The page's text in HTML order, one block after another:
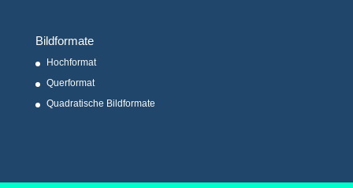
Bildformate
Hochformat
Querformat
Quadratische Bildformate